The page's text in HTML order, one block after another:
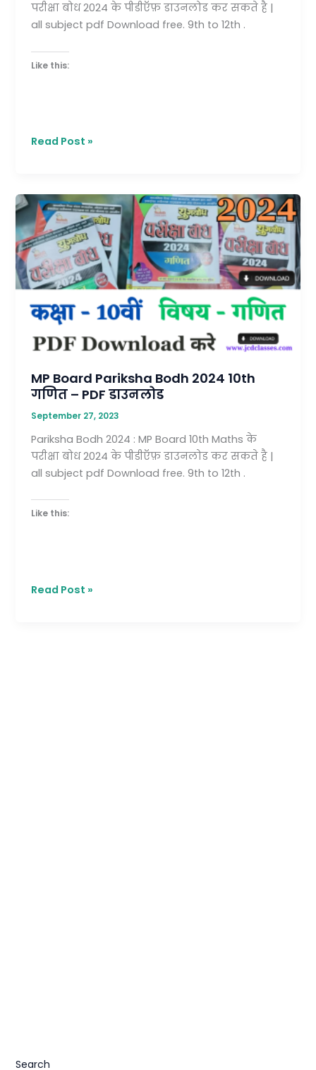
परीक्षा बोध 2024 के पीडीऍफ़ डाउनलोड कर सकते है |
all subject pdf Download free. 9th to 12th .
Like this:
Read Post »
MP Board Pariksha Bodh 2024 10th
गणित – PDF डाउनलोड
September 27, 2023
Pariksha Bodh 2024 : MP Board 10th Maths के
परीक्षा बोध 2024 के पीडीऍफ़ डाउनलोड कर सकते है |
all subject pdf Download free. 9th to 12th .
Like this:
MP
Board
Pariksha
Bodh
2024
10th
गणित
–
PDF
डाउनलोड
Read Post »
Search